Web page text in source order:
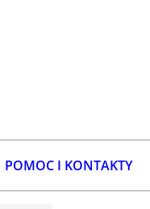
POMOC I KONTAKTY